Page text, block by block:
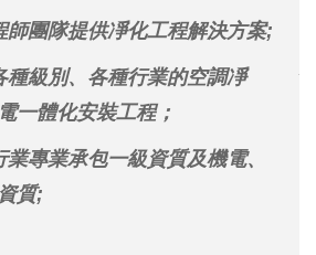
師團隊提供凈化工程解決方案;
種級別、各種行業的空調凈
一體化安裝工程；
專業承包一級資質及機電、
質;